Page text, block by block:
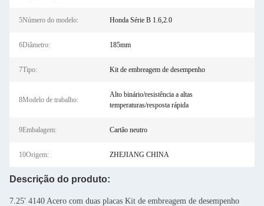
5Número do modelo: Honda Série B 1.6,2.0
6Diâmetro: 185mm
7Tipo: Kit de embreagem de desempenho
8Modelo de trabalho:
Alto binário/resistência a altas
temperaturas/resposta rápida
9Embalagem: Cartão neutro
10Origem: ZHEJIANG CHINA
Descrição do produto:
7.25' 4140 Acero com duas placas Kit de embreagem de desempenho